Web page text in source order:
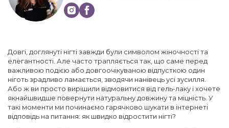
Довгі, доглянуті нігті завжди були символом жіночності та
елегантності. Але часто трапляється так, що саме перед
важливою подією або довгоочікуваною відпусткою один
ніготь зрадливо ламається, зводячи нанівець усі зусилля.
Або ж ви просто вирішили відмовитися від гель-лаку і хочете
якнайшвидше повернути натуральну довжину та міцність. У
такі моменти ми починаємо гарячково шукати в інтернеті
відповідь на питання: як швидко відростити нігті?